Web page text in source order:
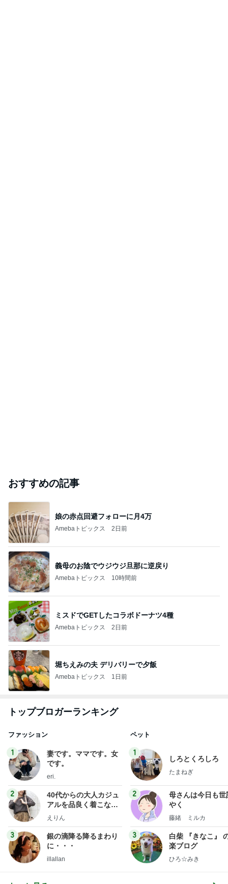
おすすめの記事
娘の赤点回避フォローに月4万
Amebaトピックス 2日前
義母のお陰でウジウジ旦那に逆戻り
Amebaトピックス 10時間前
ミスドでGETしたコラボドーナツ4種
Amebaトピックス 2日前
堀ちえみの夫 デリバリーで夕飯
Amebaトピックス 1日前
トップブロガーランキング
ファッション
1
妻です。ママです。女
です。
eri.
2
40代からの大人カジュ
アルを品良く着こなす
ファッションブログ
えりん
3
銀の滴降る降るまわり
に・・・
illallan
ペット
1
しろとくろしろ
たまねぎ
2
母さんは今日も世
やく
藤緒 ミルカ
3
白柴 『きなこ』
楽ブログ
ひろ☆みき